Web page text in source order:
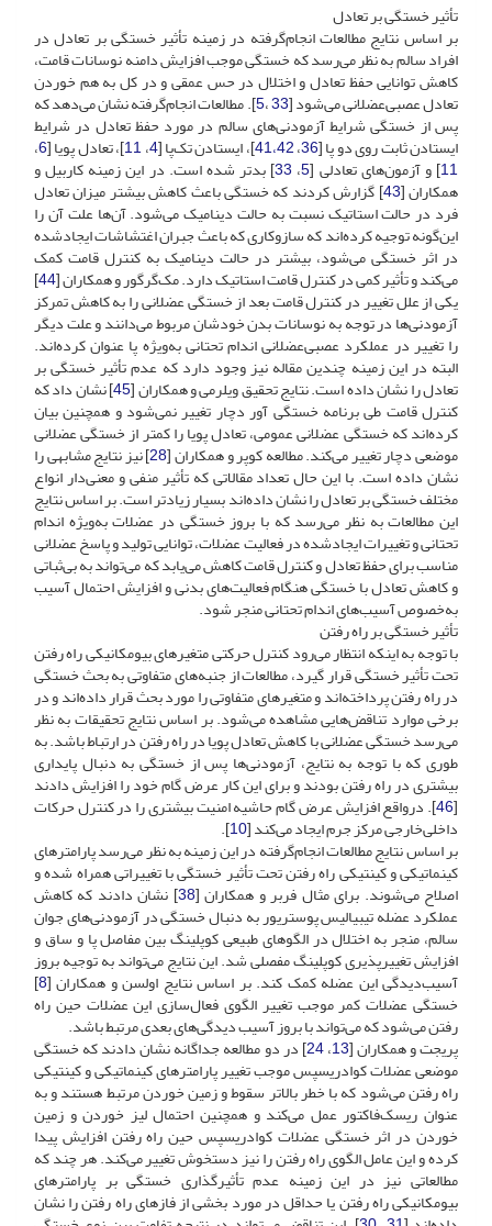
تأثیر خستگی بر تعادل
بر اساس نتایج مطالعات انجام‌گرفته در زمینه تأثیر خستگی بر تعادل در
افراد سالم به نظر می‌رسد که خستگی موجب افزایش دامنه نوسانات قامت،
کاهش توانایی حفظ تعادل و اختلال در حس عمقی و در کل به ‌هم خوردن
تعادل عصبی‌عضلانی می‌شود [33،5]. مطالعات انجام‌گرفته نشان می‌دهد که
پس از خستگی شرایط آزمودنی‌های سالم در مورد حفظ تعادل در شرایط
ایستادن ثابت روی دو پا [36،41،42]، ایستادن تک‌پا [4،11]، تعادل پویا [6،
11] و آزمون‌های تعادلی [5، 33] بدتر شده است. در این زمینه کاربیل و
همکاران [43] گزارش کردند که خستگی باعث کاهش بیشتر میزان تعادل
فرد در حالت استاتیک نسبت به حالت دینامیک می‌شود. آن‌ها علت آن را
این‌گونه توجیه کرده‌اند که سازوکاری که باعث جبران اغتشاشات ایجاد‌شده
در اثر خستگی می‌شود، بیشتر در حالت دینامیک به کنترل قامت کمک
می‌کند و تأثیر کمی در کنترل قامت استاتیک دارد. مک‌گرگور و همکاران [44
]
یکی از علل تغییر در کنترل قامت بعد از خستگی عضلانی را به کاهش تمرکز
آزمودنی‌ها در توجه به نوسانات بدن خودشان مربوط می‌دانند و علت دیگر
را تغییر در عملکرد عصبی‌عضلانی اندام تحتانی به‌ویژه پا عنوان کرده‌اند.
البته در این زمینه چندین مقاله نیز وجود دارد که عدم تأثیر خستگی بر
تعادل را نشان داده است. نتایج تحقیق ویلرمی و همکاران [45] نشان‌ داد که
کنترل قامت طی برنامه خستگی آور دچار تغییر نمی‌شود و همچنین بیان
کرده‌اند که خستگی عضلانی عمومی، تعادل پویا را کمتر از خستگی عضلانی
موضعی دچار تغییر می‌کند. مطالعه کوپر و همکاران [28] نیز نتایج مشابهی را
نشان داده است. با این حال تعداد مقالاتی که تأثیر منفی و معنی‌دار انواع
مختلف خستگی بر تعادل را نشان داده‌اند بسیار زیادتر است. بر اساس نتایج
این مطالعات به نظر می‌رسد که با بروز خستگی در عضلات به‌ویژه اندام
تحتانی و تغییرات ایجادشده در فعالیت عضلات، توانایی تولید و پاسخ عضلانی
مناسب برای حفظ تعادل و کنترل قامت کاهش می‌یابد که می‌تواند به بی‌ثباتی
و کاهش تعادل با خستگی هنگام فعالیت‌های بدنی و افزایش احتمال آسیب
به‌خصوص آسیب‌های اندام تحتانی منجر شود.
تأثیر خستگی بر راه رفتن
با توجه به اینکه انتظار می‌رود کنترل حرکتی متغیرهای بیومکانیکی راه رفتن
تحت تأثیر خستگی قرار گیرد، مطالعات از جنبه‌های متفاوتی به بحث خستگی
در راه رفتن پرداخته‌اند و متغیرهای متفاوتی را مورد بحث قرار داده‌اند و در
برخی موارد تناقض‌هایی مشاهده می‌شود. بر اساس نتایج تحقیقات به نظر
می‌رسد خستگی عضلانی با کاهش تعادل پویا در راه رفتن در ارتباط باشد. به
‌طوری که با توجه به نتایج، آزمودنی‌ها پس از خستگی به دنبال پایداری
بیشتری در راه رفتن بودند و برای این کار عرض گام خود را افزایش دادند
[
46]. درواقع افزایش عرض گام حاشیه امنیت بیشتری را در کنترل حرکات
داخلی‌خارجی مرکز جرم ایجاد می‌کند [10
].
بر اساس نتایج مطالعات انجام‌گرفته در این زمینه به ‌نظر می‌رسد پارامترهای
کینماتیکی و کینتیکی راه رفتن تحت تأثیر خستگی با تغییراتی همراه شده و
اصلاح می‌شوند. برای مثال فربر و همکاران [38] نشان دادند که کاهش
عملکرد عضله تیبیالیس پوستریور به دنبال خستگی در آزمودنی‌های جوان
سالم، منجر به اختلال در الگوهای طبیعی کوپلینگ بین مفاصل پا و ساق و
افزایش تغییرپذیری کوپلینگ مفصلی شد. این نتایج می‌تواند به توجیه بروز
آسیب‌دیدگی این عضله کمک کند. بر اساس نتایج اولسن و همکاران [8
]
خستگی عضلات کمر موجب تغییر الگوی فعال‌سازی این عضلات حین راه
رفتن می‌شود که می‌تواند با بروز آسیب دیدگی‌های بعدی مرتبط باشد.
پریجت و همکاران [13،24] در دو مطالعه جداگانه نشان دادند که خستگی
موضعی عضلات کوادریسپس موجب تغییر پارامترهای کینماتیکی و کینتیکی
راه رفتن می‌شود که با خطر بالاتر سقوط و زمین خوردن مرتبط هستند و به
عنوان ریسک‌فاکتور عمل می‌کند و همچنین احتمال لیز خوردن و زمین
خوردن در اثر خستگی عضلات کوادریسپس حین راه رفتن افزایش پیدا
کرده و این عامل الگوی راه رفتن را نیز دستخوش تغییر می‌کند. هر چند که
مطالعاتی نیز در این زمینه عدم تأثیرگذاری خستگی بر پارامترهای
بیومکانیکی راه رفتن یا حداقل در مورد بخشی از فازهای راه رفتن را نشان